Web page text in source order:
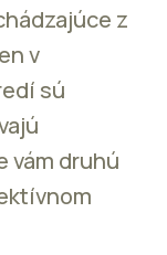
z
v
sú
vám druhú